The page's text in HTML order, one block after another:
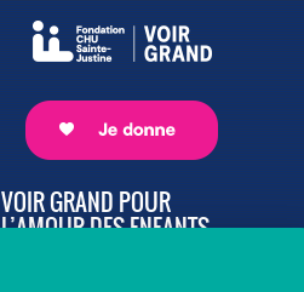
VOIR GRAND POUR
L’AMOUR DES ENFANTS